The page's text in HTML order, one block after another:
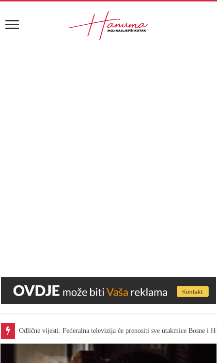
Odlične vijesti: Federalna televizija će prenositi sve utakmice Bosne i